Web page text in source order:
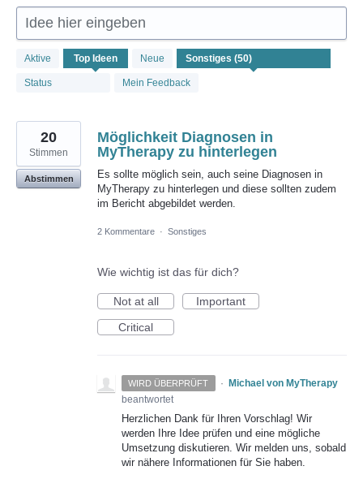
Idee hier eingeben
Aktive Top Ideen Neue
Status Mein Feedback
50
gefundene
Ergebnisse
Möglichkeit Diagnosen in
MyTherapy zu hinterlegen
Es sollte möglich sein, auch seine Diagnosen in
MyTherapy zu hinterlegen und diese sollten zudem
im Bericht abgebildet werden.
20
Stimmen
Abstimmen
2 Kommentare · Sonstiges
Wie wichtig ist das für dich?
Not at all
Important
Critical
WIRD ÜBERPRÜFT ·
Michael von MyTherapy
beantwortet
Herzlichen Dank für Ihren Vorschlag! Wir
werden Ihre Idee prüfen und eine mögliche
Umsetzung diskutieren. Wir melden uns, sobald
wir nähere Informationen für Sie haben.